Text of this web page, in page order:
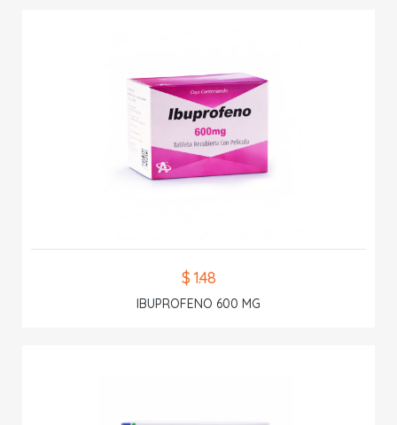
$ 1.48
IBUPROFENO 600 MG